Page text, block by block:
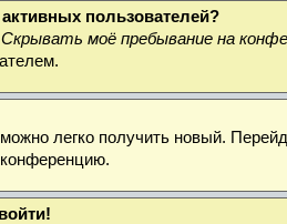
пользователей?
Скрывать моё пребывание на
легко получить новый.